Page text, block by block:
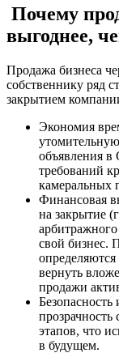
Почему
выгоднее,
Продажа бизнеса
собственнику ряд
закрытием
Экономия
объявления в
требований
камеральных
Финансовая
на закрытие
свой бизнес.
вернуть
продажи
этапов, что
в будущем.